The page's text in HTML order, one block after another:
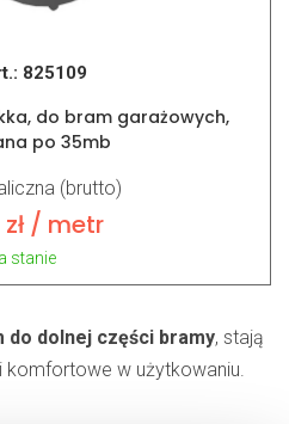
825109
do bram garażowych,
po 35mb
(brutto)
zł / metr
stanie
do dolnej części bramy, stają
komfortowe w użytkowaniu.